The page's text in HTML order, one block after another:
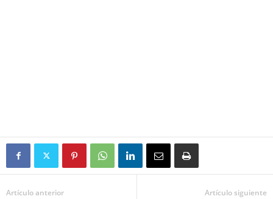
Artículo anterior Artículo siguiente